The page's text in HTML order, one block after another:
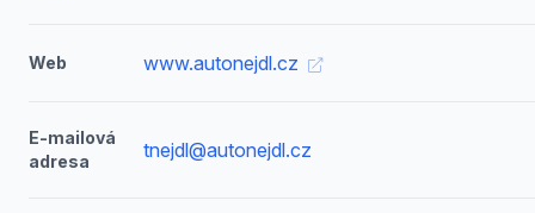
Web www.autonejdl.cz
E-mailová
adresa
tnejdl@autonejdl.cz